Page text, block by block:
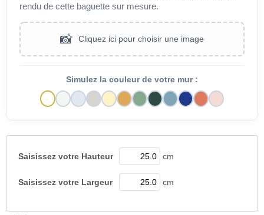
rendu de cette baguette sur mesure.
📸 Cliquez ici pour choisir une image
Simulez la couleur de votre mur :
Saisissez votre Hauteur cm
Saisissez votre Largeur cm